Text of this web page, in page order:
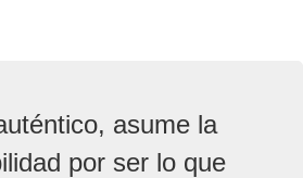
asume la
por ser lo que